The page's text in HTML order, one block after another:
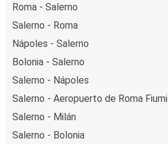
Roma - Salerno
Salerno - Roma
Nápoles - Salerno
Bolonia - Salerno
Salerno - Nápoles
Salerno - Aeropuerto de Roma
Salerno - Milán
Salerno - Bolonia